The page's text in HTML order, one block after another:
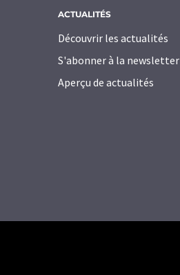
ACTUALITÉS
Découvrir les actualités
S'abonner à la newsletter
Aperçu de actualités